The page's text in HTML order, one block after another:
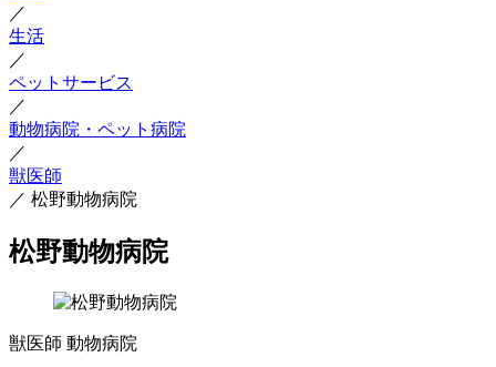
／
生活
／
ペットサービス
／
動物病院・ペット病院
／
獣医師
／ 松野動物病院
松野動物病院
獣医師 動物病院